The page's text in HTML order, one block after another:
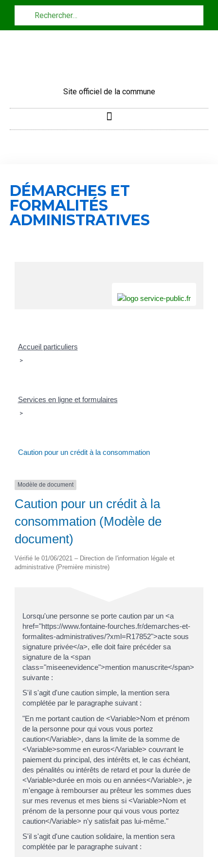
Panneau de gestion des cookies
Site officiel de la commune
DÉMARCHES ET
FORMALITÉS
ADMINISTRATIVES
Accueil particuliers
>
Services en ligne et formulaires
>
Caution pour un crédit à la consommation
Modèle de document
Caution pour un crédit à la
consommation (Modèle de
document)
Vérifié le 01/06/2021 – Direction de l'information légale et
administrative (Première ministre)
Lorsqu'une personne se porte caution par un <a
href="https://www.fontaine-fourches.fr/demarches-et-
formalites-administratives/?xml=R17852">acte sous
signature privée</a>, elle doit faire précéder sa
signature de la <span
class="miseenevidence">mention manuscrite</span>
suivante :
S'il s'agit d'une caution simple, la mention sera
complétée par le paragraphe suivant :
"En me portant caution de <Variable>Nom et prénom
de la personne pour qui vous vous portez
caution</Variable>, dans la limite de la somme de
<Variable>somme en euros</Variable> couvrant le
paiement du principal, des intérêts et, le cas échéant,
des pénalités ou intérêts de retard et pour la durée de
<Variable>durée en mois ou en années</Variable>, je
m'engage à rembourser au prêteur les sommes dues
sur mes revenus et mes biens si <Variable>Nom et
prénom de la personne pour qui vous vous portez
caution</Variable> n'y satisfait pas lui-même."
S'il s'agit d'une caution solidaire, la mention sera
complétée par le paragraphe suivant :